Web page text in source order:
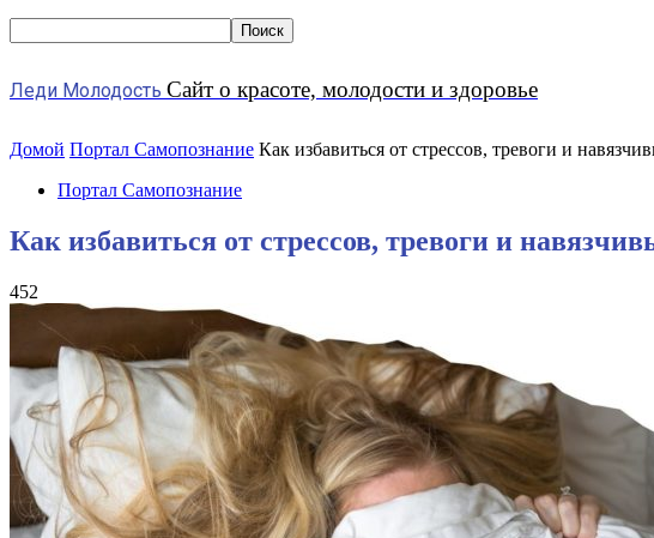
Леди Молодость Сайт о красоте, молодости и здоровье
Домой Портал Самопознание Как избавиться от стрессов, тревоги и
Портал Самопознание
Как избавиться от стрессов, тревоги и
452